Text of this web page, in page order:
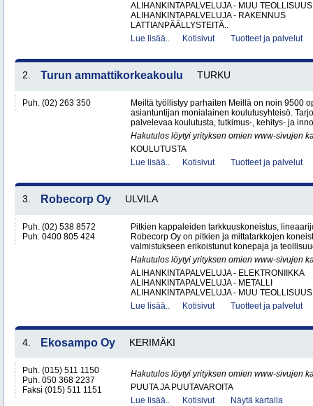
ALIHANKINTAPALVELUJA - MUU TEOLLISUUS
ALIHANKINTAPALVELUJA - RAKENNUS
LATTIANPÄÄLLYSTEITÄ..
Lue lisää..
Kotisivut Tuotteet ja palvelut
2. Turun ammattikorkeakoulu TURKU
Puh. (02) 263 350
Meiltä työllistyy parhaiten Meillä on noin 9500
asiantuntijan monialainen koulutusyhteisö.
palvelevaa koulutusta, tutkimus-, kehitys- ja
Hakutulos löytyi yrityksen omien www-sivujen
KOULUTUSTA
Lue lisää..
Kotisivut Tuotteet ja palvelut
3. Robecorp Oy ULVILA
Puh. (02) 538 8572
Puh. 0400 805 424
Pitkien kappaleiden tarkkuuskoneistus,
Robecorp Oy on pitkien ja mittatarkkojen
valmistukseen erikoistunut konepaja ja
Hakutulos löytyi yrityksen omien www-sivujen
ALIHANKINTAPALVELUJA - ELEKTRONIIKKA
ALIHANKINTAPALVELUJA - METALLI
ALIHANKINTAPALVELUJA - MUU
Lue lisää..
Kotisivut Tuotteet ja palvelut
4. Ekosampo Oy KERIMÄKI
Puh. (015) 511 1150
Puh. 050 368 2237
Faksi (015) 511 1151
Hakutulos löytyi yrityksen omien www-sivujen
PUUTA JA PUUTAVAROITA
Lue lisää..
Kotisivut Näytä kartalla